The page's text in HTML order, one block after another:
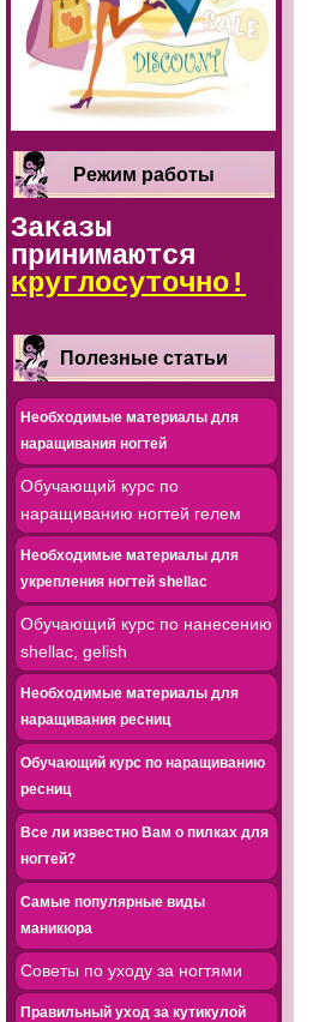
Режим работы
Заказы
принимаются
круглосуточно!
Полезные статьи
Необходимые материалы для
наращивания ногтей
Обучающий курс по
наращиванию ногтей гелем
Необходимые материалы для
укрепления ногтей shellac
Обучающий курс по нанесению
shellac, gelish
Необходимые материалы для
наращивания ресниц
Обучающий курс по наращиванию
ресниц
Все ли известно Вам о пилках для
ногтей?
Самые популярные виды
маникюра
Советы по уходу за ногтями
Правильный уход за кутикулой